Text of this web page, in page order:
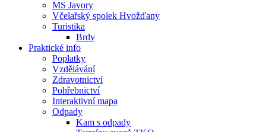
MS Javory
Včelařský spolek Hvožďany
Turistika
Brdy
Praktické info
Poplatky
Vzdělávání
Zdravotnictví
Pohřebnictví
Interaktivní mapa
Odpady
Kam s odpady